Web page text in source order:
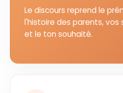
Le discours reprend le
l'histoire des parents,
et le ton souhaité.